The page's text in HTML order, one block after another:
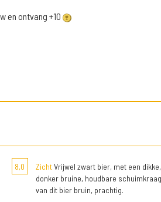
en ontvang +10
8,0 ZichtVrijwel zwart bier, met een
donker bruine, houdbare
van dit bier bruin, prachtig.